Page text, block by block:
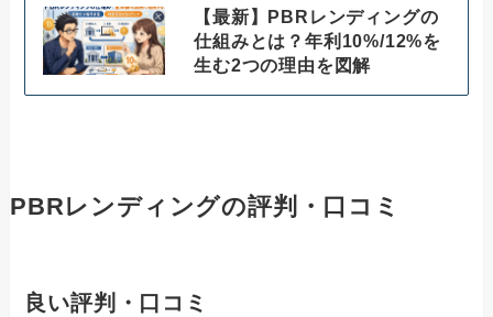
【最新】PBRレンディングの
仕組みとは？年利10%/12%を
生む2つの理由を図解
PBRレンディングの評判・口コミ
良い評判・口コミ